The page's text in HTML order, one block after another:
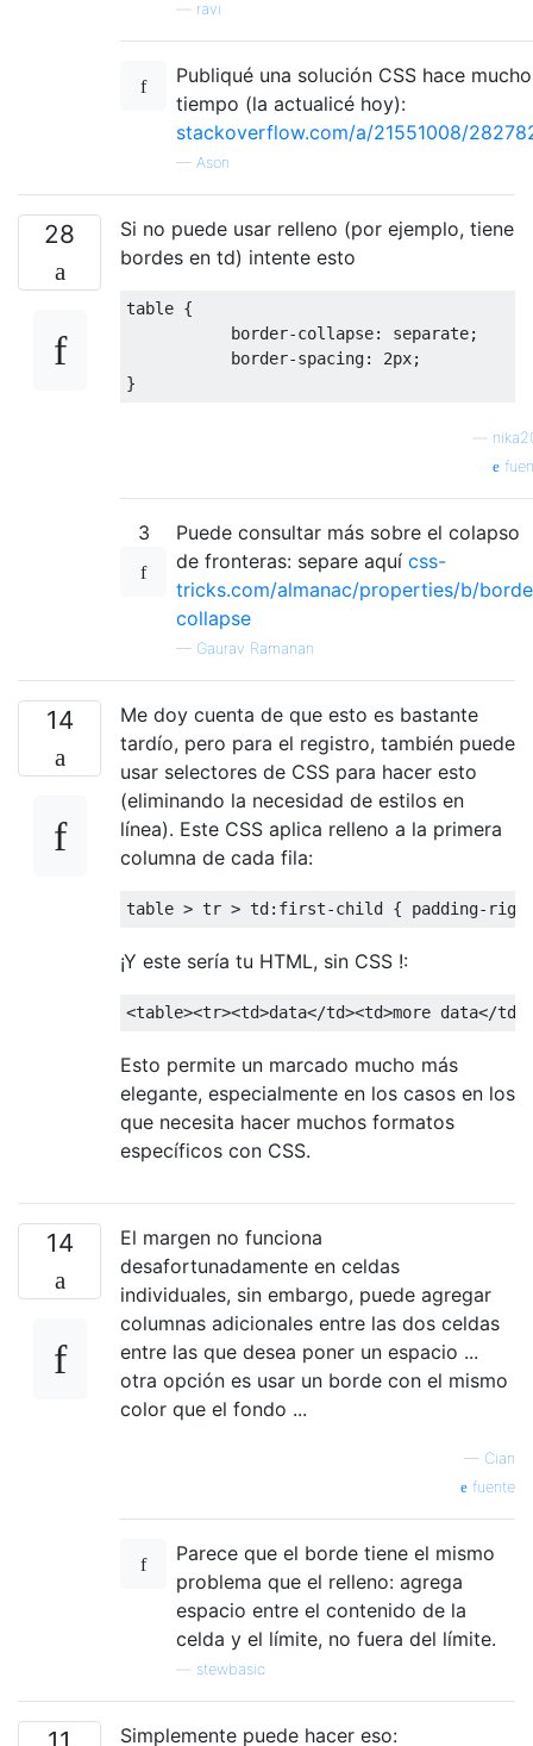
ravi
Publiqué una solución CSS hace mucho
tiempo (la actualicé hoy):
stackoverflow.com/a/21551008/
— Ason
28
Si no puede usar relleno (por ejemplo, tiene
bordes en td) intente esto
table {
           border
-collapse: separate;
           border
-spacing: 2px;
}
3
Puede consultar más sobre el colapso
de fronteras: separe aquí css-
tricks.com/almanac/properties/b/
collapse
— Gaurav Ramanan
14
Me doy cuenta de que esto es bastante
tardío, pero para el registro, también puede
usar selectores de CSS para hacer esto
(eliminando la necesidad de estilos en
línea). Este CSS aplica relleno a la primera
columna de cada fila:
table > tr > td: first-child { padding-
¡Y este sería tu HTML, sin CSS !:
<table><tr><td>data</td><td>more data</
Esto permite un marcado mucho más
elegante, especialmente en los casos en los
que necesita hacer muchos formatos
específicos con CSS.
14
El margen no funciona
desafortunadamente en celdas
individuales, sin embargo, puede agregar
columnas adicionales entre las dos celdas
entre las que desea poner un espacio ...
otra opción es usar un borde con el mismo
color que el fondo ...
— Cian
fuente
Parece que el borde tiene el mismo
problema que el relleno: agrega
espacio entre el contenido de la
celda y el límite, no fuera del límite.
stewbasic
Simplemente puede hacer eso: